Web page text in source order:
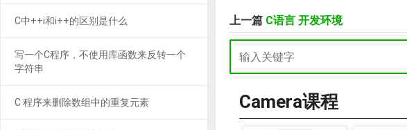
上一篇 C语言 开发环境
Camera课程
C中++i和i++的区别是什么
写一个C程序，不使用库函数来反转一个
字符串
C 程序来删除数组中的重复元素